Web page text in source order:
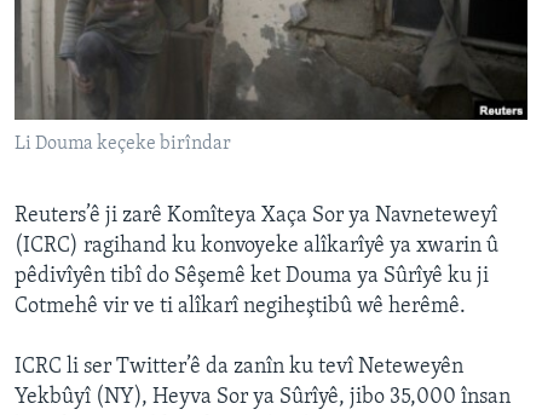
ÇAND Û HUNER
SERNIVÎS
FOLLOW US
Zimanên Din
Li Douma keçeke birîndar
Reuters’ê ji zarê Komîteya Xaça Sor ya Navneteweyî
(ICRC) ragihand ku konvoyeke alîkarîyê ya xwarin û
pêdivîyên tibî do Sêşemê ket Douma ya Sûrîyê ku ji
Cotmehê vir ve ti alîkarî negiheştibû wê herêmê.
ICRC li ser Twitter’ê da zanîn ku tevî Neteweyên
Yekbûyî (NY), Heyva Sor ya Sûrîyê, jibo 35,000 însan